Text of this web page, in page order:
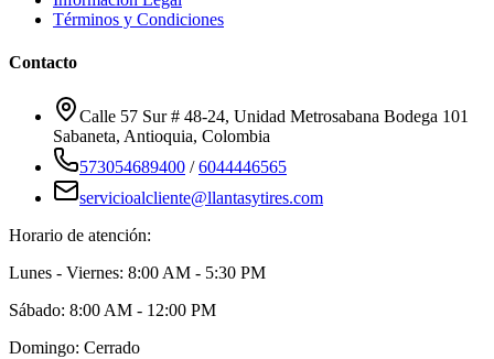
Términos y Condiciones
Contacto
Calle 57 Sur # 48-24, Unidad Metrosabana Bodega 101
Sabaneta, Antioquia, Colombia
573054689400 /6044446565
servicioalcliente@llantasytires.com
Horario de atención:
Lunes - Viernes: 8:00 AM - 5:30 PM
Sábado: 8:00 AM - 12:00 PM
Domingo: Cerrado